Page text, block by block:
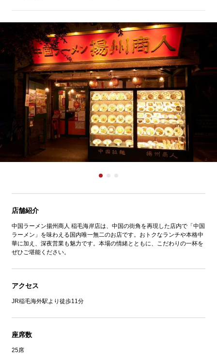
店舗紹介
中国ラーメン揚州商人 稲毛海岸店は、中国の街角を再現した店内で「中国
ラーメン」を味わえる国内唯一無二のお店です。おトクなランチや本格中
華に加え、深夜営業も魅力です。本場の情緒とともに、こだわりの一杯を
ぜひご堪能ください。
アクセス
JR稲毛海外駅より徒歩11分
座席数
25席